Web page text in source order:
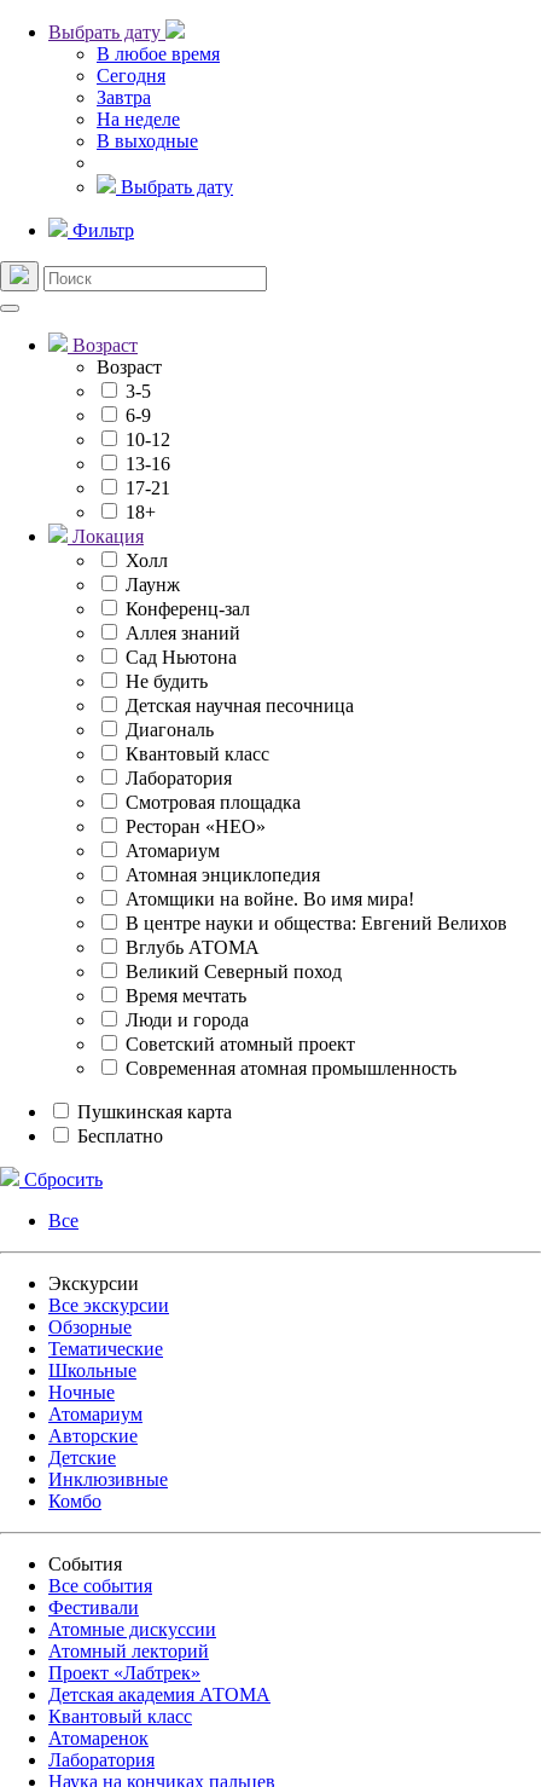
Выбрать дату
В любое время
Сегодня
Завтра
На неделе
В выходные
Выбрать дату
Фильтр
Возраст
Возраст
3-5
6-9
10-12
13-16
17-21
18+
Локация
Холл
Лаунж
Конференц-зал
Аллея знаний
Сад Ньютона
Не будить
Детская научная песочница
Диагональ
Квантовый класс
Лаборатория
Смотровая площадка
Ресторан «НЕО»
Атомариум
Атомная энциклопедия
Атомщики на войне. Во имя мира!
В центре науки и общества: Евгений Велихов
Вглубь АТОМА
Великий Северный поход
Время мечтать
Люди и города
Советский атомный проект
Современная атомная промышленность
Пушкинская карта
Бесплатно
Сбросить
Все
Экскурсии
Все экскурсии
Обзорные
Тематические
Школьные
Ночные
Атомариум
Авторские
Детские
Инклюзивные
Комбо
События
Все события
Фестивали
Атомные дискуссии
Атомный лекторий
Проект «Лабтрек»
Детская академия АТОМА
Квантовый класс
Атомаренок
Лаборатория
Наука на кончиках пальцев